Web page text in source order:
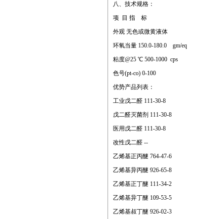
八、技术规格：
项 目 指 标
外观 无色或微黄液体
环氧当量 150.0-180.0 gm/eq
粘度@25 ℃ 500-1000 cps
色号(pt-co) 0-100
优势产品列表：
工业戊二醛 111-30-8
戊二醛灭菌剂 111-30-8
医用戊二醛 111-30-8
改性戊二醛 --
乙烯基正丙醚 764-47-6
乙烯基异丙醚 926-65-8
乙烯基正丁醚 111-34-2
乙烯基异丁醚 109-53-5
乙烯基叔丁醚 926-02-3